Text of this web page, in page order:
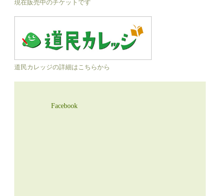
道民カレッジの詳細はこちらから
Facebook